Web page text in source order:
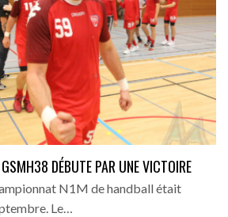
DÉBUTE PAR UNE VICTOIRE
N1M de handball était
Le…